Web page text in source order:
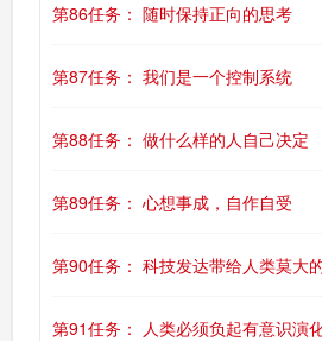
第86任务： 随时保持正向的思考
第87任务： 我们是一个控制系统
第88任务： 做什么样的人自己决定
第89任务： 心想事成，自作自受
第90任务： 科技发达带给人类莫大
第91任务： 人类必须负起有意识演